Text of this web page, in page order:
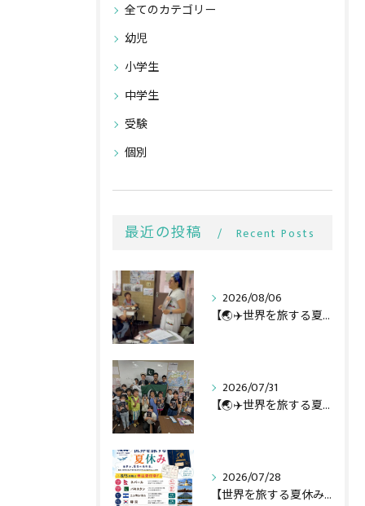
全てのカテゴリー
幼児
小学生
中学生
受験
個別
最近の投稿 Recent Posts
2026/08/06
【🌏✈️世界を旅する夏休み第3弾】
2026/07/31
【🌏✈️世界を旅する夏休み第二弾】
2026/07/28
【世界を旅する夏休み全行程🌏✈️】